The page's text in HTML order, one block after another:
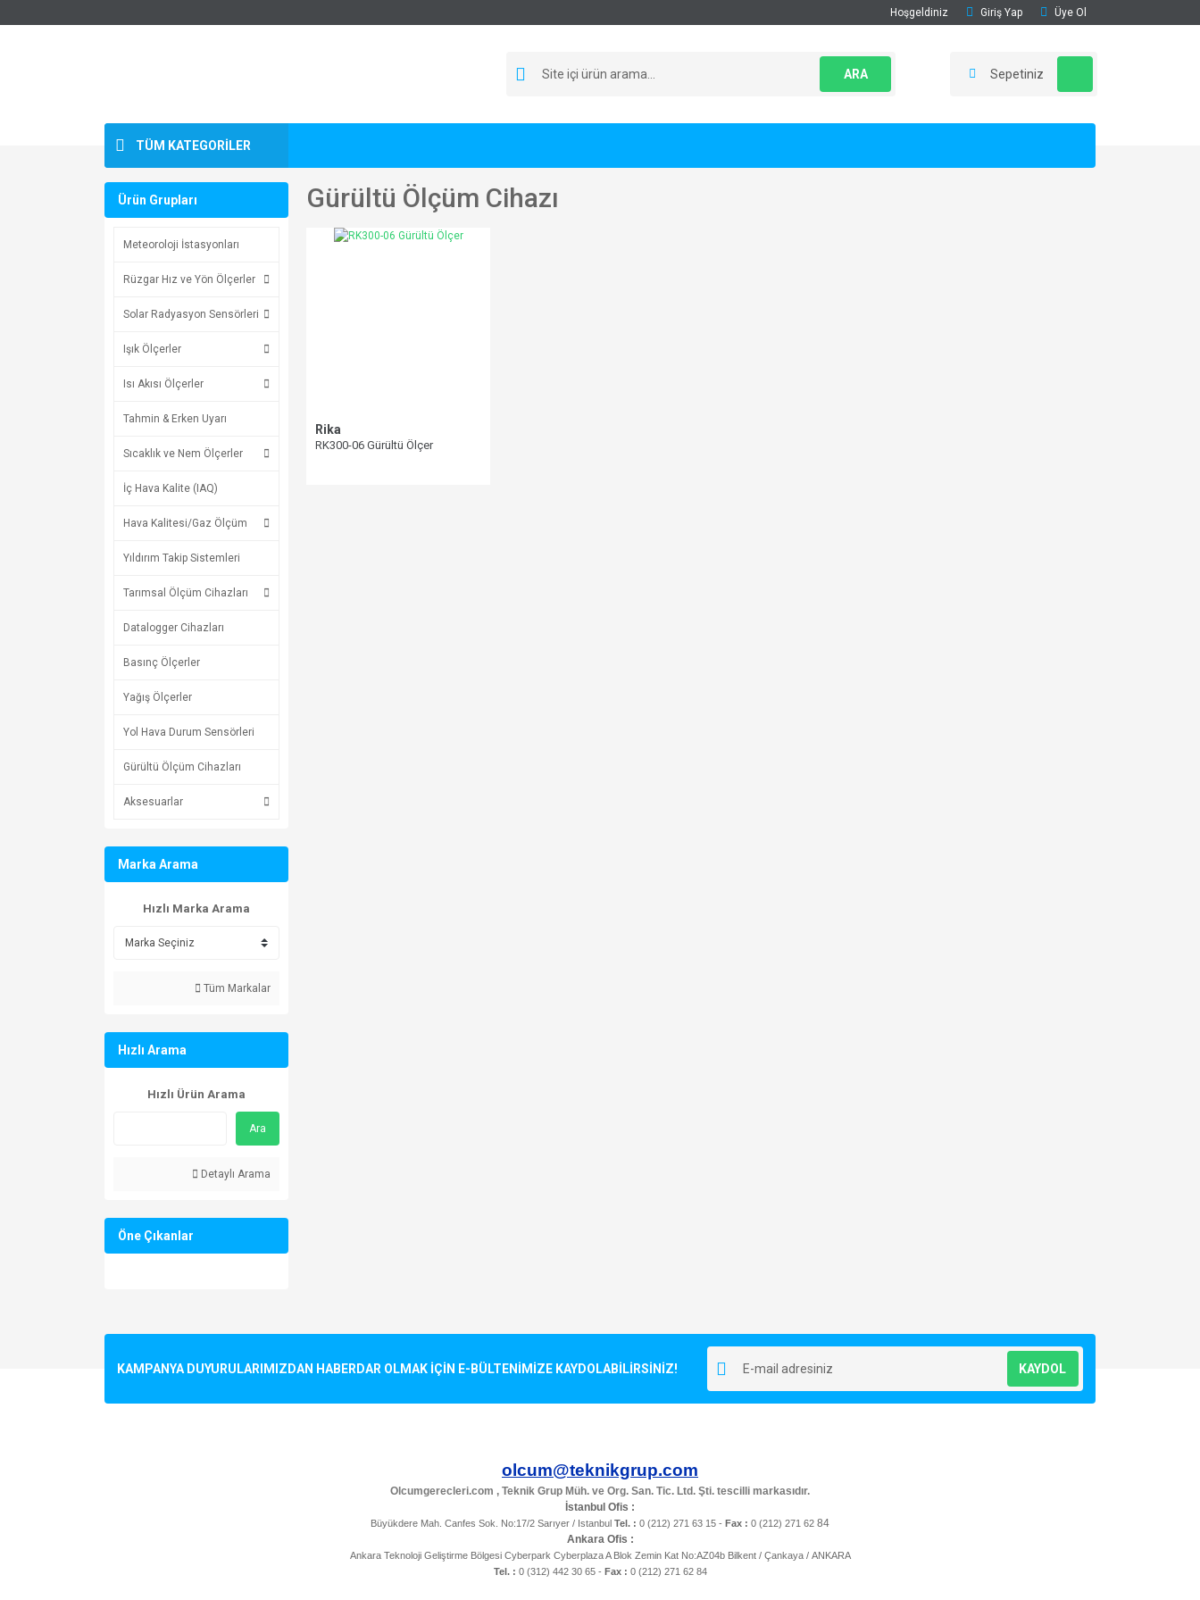
Hoşgeldiniz Giriş Yap Üye Ol
ARA Sepetiniz
TÜM KATEGORİLER
Ürün Grupları
Meteoroloji İstasyonları
Rüzgar Hız ve Yön Ölçerler
Solar Radyasyon Sensörleri
Işık Ölçerler
Isı Akısı Ölçerler
Tahmin & Erken Uyarı
Sıcaklık ve Nem Ölçerler
İç Hava Kalite (IAQ)
Hava Kalitesi/Gaz Ölçüm
Yıldırım Takip Sistemleri
Tarımsal Ölçüm Cihazları
Datalogger Cihazları
Basınç Ölçerler
Yağış Ölçerler
Yol Hava Durum Sensörleri
Gürültü Ölçüm Cihazları
Aksesuarlar
Marka Arama
Hızlı Marka Arama
Tüm Markalar
Hızlı Arama
Hızlı Ürün Arama
Ara
Detaylı Arama
Öne Çıkanlar
Gürültü Ölçüm Cihazı
Rika
RK300-06 Gürültü Ölçer
KAMPANYA DUYURULARIMIZDAN HABERDAR OLMAK İÇİN E-BÜLTENİMİZE KAYDOLABİLİRSİNİZ! KAYDOL
olcum@teknikgrup.com
Olcumgerecleri.com , Teknik Grup Müh. ve Org. San. Tic. Ltd. Şti. tescilli markasıdır.
İstanbul Ofis :
Büyükdere Mah. Canfes Sok. No:17/2 Sarıyer / Istanbul Tel. : 0 (212) 271 63 15 - Fax : 0 (212) 271 62 84
Ankara Ofis :
Ankara Teknoloji Geliştirme Bölgesi Cyberpark Cyberplaza A Blok Zemin Kat No:AZ04b Bilkent / Çankaya / ANKARA
Tel. : 0 (312) 442 30 65 - Fax : 0 (212) 271 62 84